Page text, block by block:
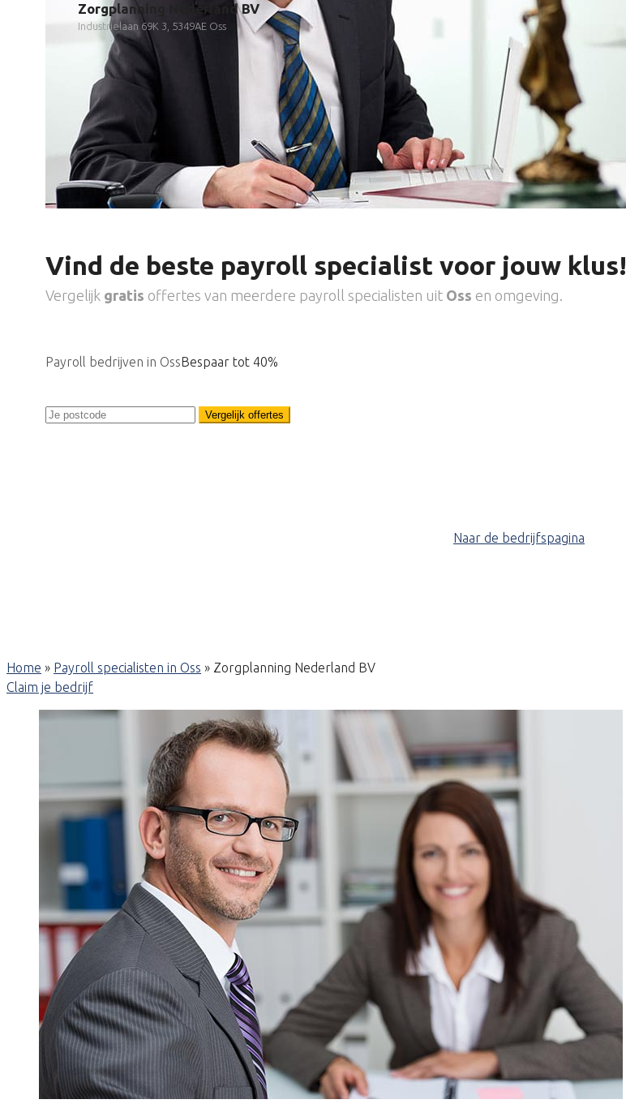
Zorgplanning Nederland BV
Industrielaan 69K 3, 5349AE Oss
Vind de beste payroll specialist voor jouw klus!
Vergelijk gratis offertes van meerdere payroll specialisten uit Oss en omgeving.
Payroll bedrijven in OssBespaar tot 40%
Vergelijk offertes
Naar de bedrijfspagina
Home » Payroll specialisten in Oss » Zorgplanning Nederland BV
Claim je bedrijf